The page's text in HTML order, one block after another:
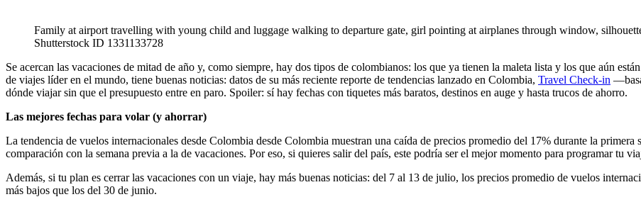
Family at airport travelling with young child and luggage walking to departure gate, girl pointing at airplanes through window,
Shutterstock ID 1331133728
Se acercan las vacaciones de mitad de año y, como siempre, hay dos tipos de colombianos: los que ya tienen la maleta lista y los que aún
de viajes líder en el mundo, tiene buenas noticias: datos de su más reciente reporte de tendencias lanzado en Colombia, Travel Check-in
dónde viajar sin que el presupuesto entre en paro. Spoiler: sí hay fechas con tiquetes más baratos, destinos en auge y hasta trucos de ahorro.
Las mejores fechas para volar (y ahorrar)
La tendencia de vuelos internacionales desde Colombia desde Colombia muestran una caída de precios promedio del 17% durante la primera
comparación con la semana previa a la de vacaciones. Por eso, si quieres salir del país, este podría ser el mejor momento para programar tu
Además, si tu plan es cerrar las vacaciones con un viaje, hay más buenas noticias: del 7 al 13 de julio, los precios promedio de vuelos
más bajos que los del 30 de junio.